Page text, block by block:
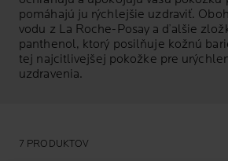
pomáhajú ju rýchlejšie uzdraviť.
vodu z La Roche-Posay a ďalšie
panthenol, ktorý posilňuje kožnú
tej najcitlivejšej pokožke pre
uzdravenia.
7 PRODUKTOV